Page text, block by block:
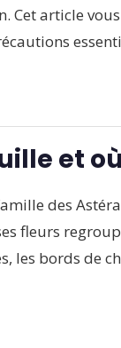
article
et
des
fleurs
les bords de